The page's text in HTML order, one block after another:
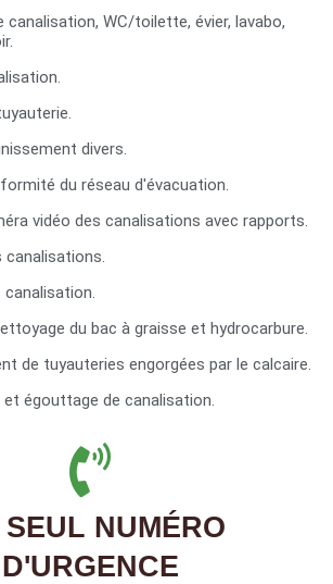
canalisation, WC/toilette, évier, lavabo,
divers.
du réseau d'évacuation.
vidéo des canalisations avec rapports.
du bac à graisse et hydrocarbure.
de tuyauteries engorgées par le calcaire.
égouttage de canalisation.
NUMÉRO
D'URGENCE